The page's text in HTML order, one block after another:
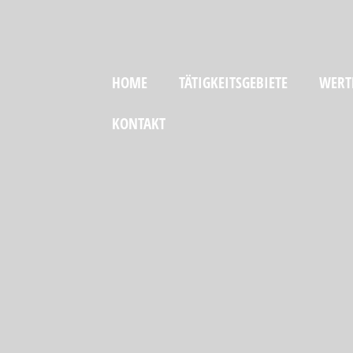
HOME TÄTIGKEITSGEBIETE
KONTAKT